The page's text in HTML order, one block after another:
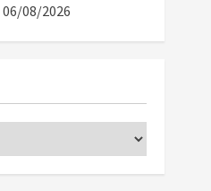
06/08/2026